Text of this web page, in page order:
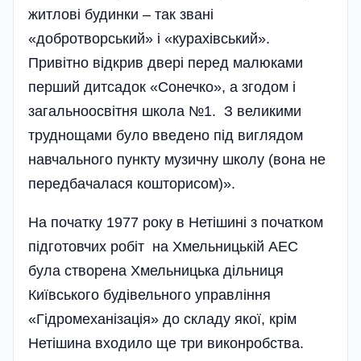
житлові будинки – так звані
«добротворський» і «курахівський».
Привітно відкрив двері перед малюками
перший дитсадок «Сонечко», а згодом і
загальноосвітня школа №1. З великими
труднощами було введено під виглядом
навчального пункту музичну школу (вона не
передбачалася кошторисом)».
На початку 1977 року в Нетішині з початком
підготовчих робіт на Хмельницькій АЕС
була створена Хмельницька дільниця
Київського будівельного управління
«Гідромеханізація» до складу якої, крім
Нетішина входило ще три виконробства.